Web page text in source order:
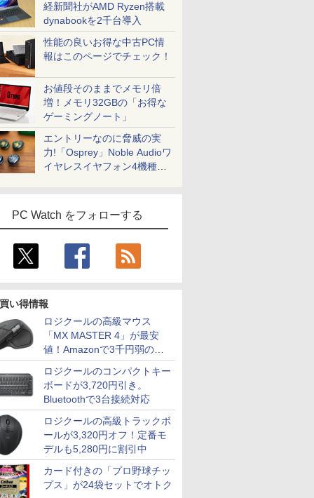
経新聞社がAMD Ryzen搭載
dynabookを2千台導入
性能の良いお得な中古PC情
報はこのページでチェック！
お値段そのままでメモリ倍
増！メモリ32GBの「お得な
ゲーミングノート」
エントリーなのに脅威の実
力!「Osprey」Noble Audioワ
イヤレスイヤフォン4機種を
PC Watch をフォローする
い得情報
ロジクールの高級マウス
「MX MASTER 4」が最安
値！Amazonで3千円弱の割
引
ロジクールのコンパクトキー
ボードが3,720円引き。
Bluetoothで3台接続対応
ロジクールの高級トラックボ
ールが3,320円オフ！定番モ
デルも5,280円に割引中
カード付きの「プロ野球チッ
プス」が24袋セットでオトク